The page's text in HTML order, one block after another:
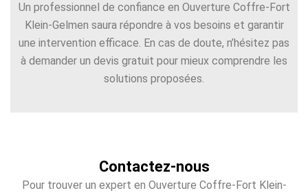
Un professionnel de confiance en Ouverture Coffre-Fort
Klein-Gelmen saura répondre à vos besoins et garantir
une intervention efficace. En cas de doute, n’hésitez pas
à demander un devis gratuit pour mieux comprendre les
solutions proposées.
Contactez-nous
Pour trouver un expert en Ouverture Coffre-Fort Klein-